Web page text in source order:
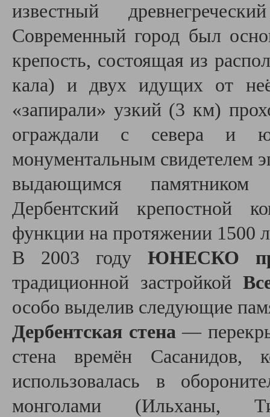
известный
Современный город был
крепость, состоящая из
кала) и двух идущих от
«запирали» узкий (3 км)
ограждали с севера и
монументальным свидетелем
выдающимся памятником
Дербентский крепостной
функции на протяжении 1500
В 2003 году ЮНЕСКО
традиционной застройкой
особо выделив следующие
Дербентская стена—
стена времён Сасанидов,
использовалась в
монголами (Ильханы,